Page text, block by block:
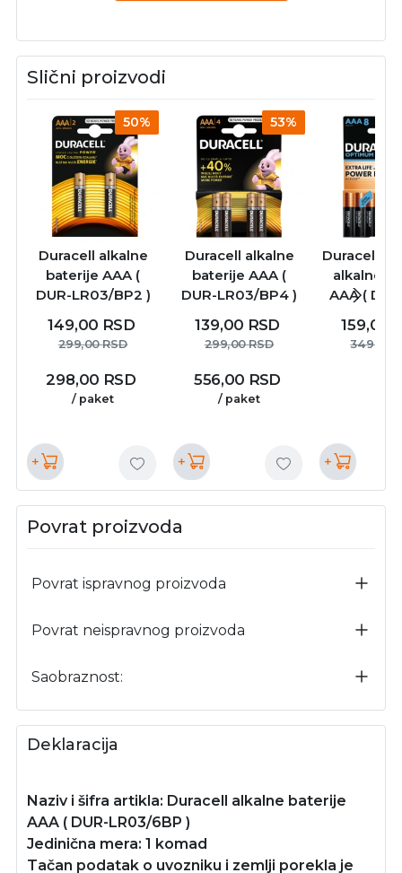
Slični proizvodi
50%
Duracell alkalne
baterije AAA (
DUR-LR03/BP2 )
149,00 RSD
299,00RSD
298,00 RSD
/ paket
+
53%
Duracell alkalne
baterije AAA (
DUR-LR03/BP4 )
139,00 RSD
299,00RSD
556,00 RSD
/ paket
+
Duracell
alkalne
AAA (
159,00
349,00
+
Povrat proizvoda
Povrat ispravnog proizvoda
Povrat neispravnog proizvoda
Saobraznost:
Deklaracija
Naziv i šifra artikla: Duracell alkalne baterije
AAA ( DUR-LR03/6BP )
Jedinična mera: 1 komad
Tačan podatak o uvozniku i zemlji porekla je